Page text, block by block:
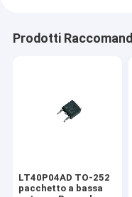
Prodotti
LT40P04AD TO-252
pacchetto a bassa